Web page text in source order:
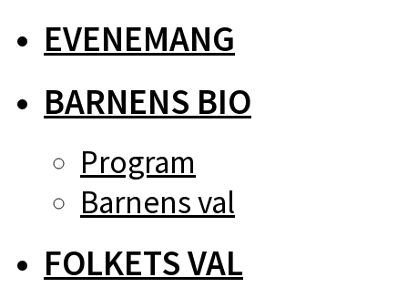
EVENEMANG
BARNENS BIO
Program
Barnens val
FOLKETS VAL